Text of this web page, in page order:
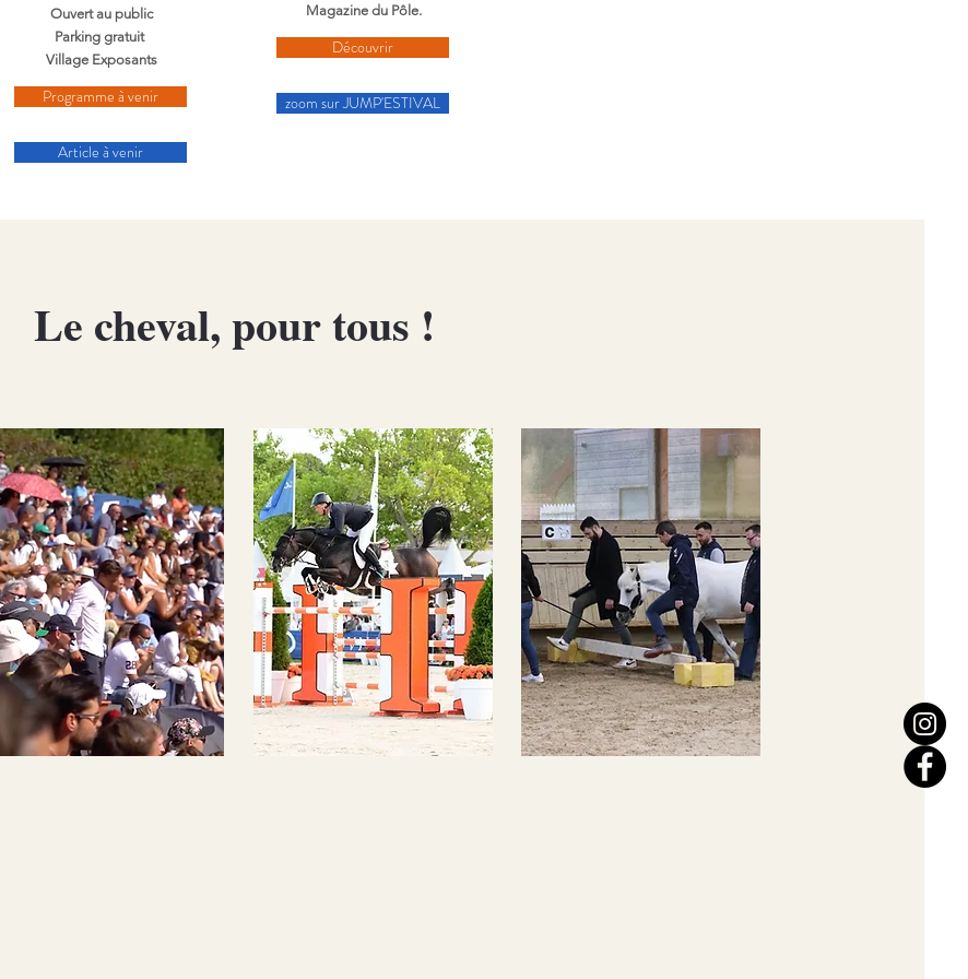
Ouvert au public
Parking gratuit
Village Exposants
Programme à venir
Article à venir
Magazine du Pôle.
Découvrir
zoom sur JUMP'ESTIVAL
Le cheval, pour tous !